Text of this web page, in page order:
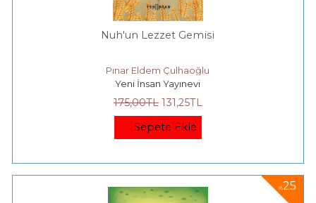
Nuh'un Lezzet Gemisi
Pınar Eldem Çulhaoğlu
Yeni İnsan Yayınevi
175,00TL 131,25TL
Sepete Ekle
%25